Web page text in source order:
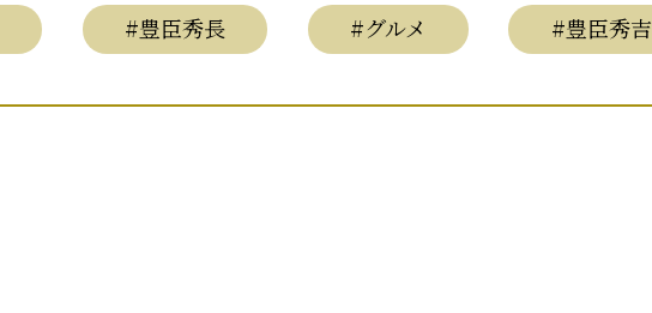
#豊臣秀長 #グルメ #豊臣秀吉